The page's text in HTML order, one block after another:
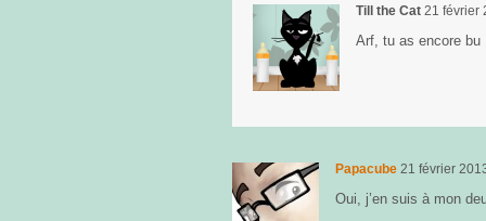
Till the Cat 21 février
Arf, tu as encore bu
Papacube 21 février
Oui, j’en suis à mon